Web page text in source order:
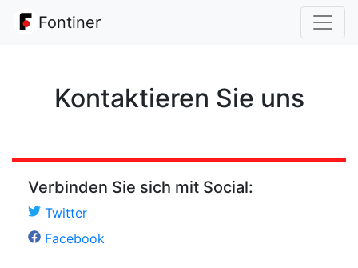
Fontiner
Kontaktieren Sie uns
Verbinden Sie sich mit Social:
Twitter
Facebook